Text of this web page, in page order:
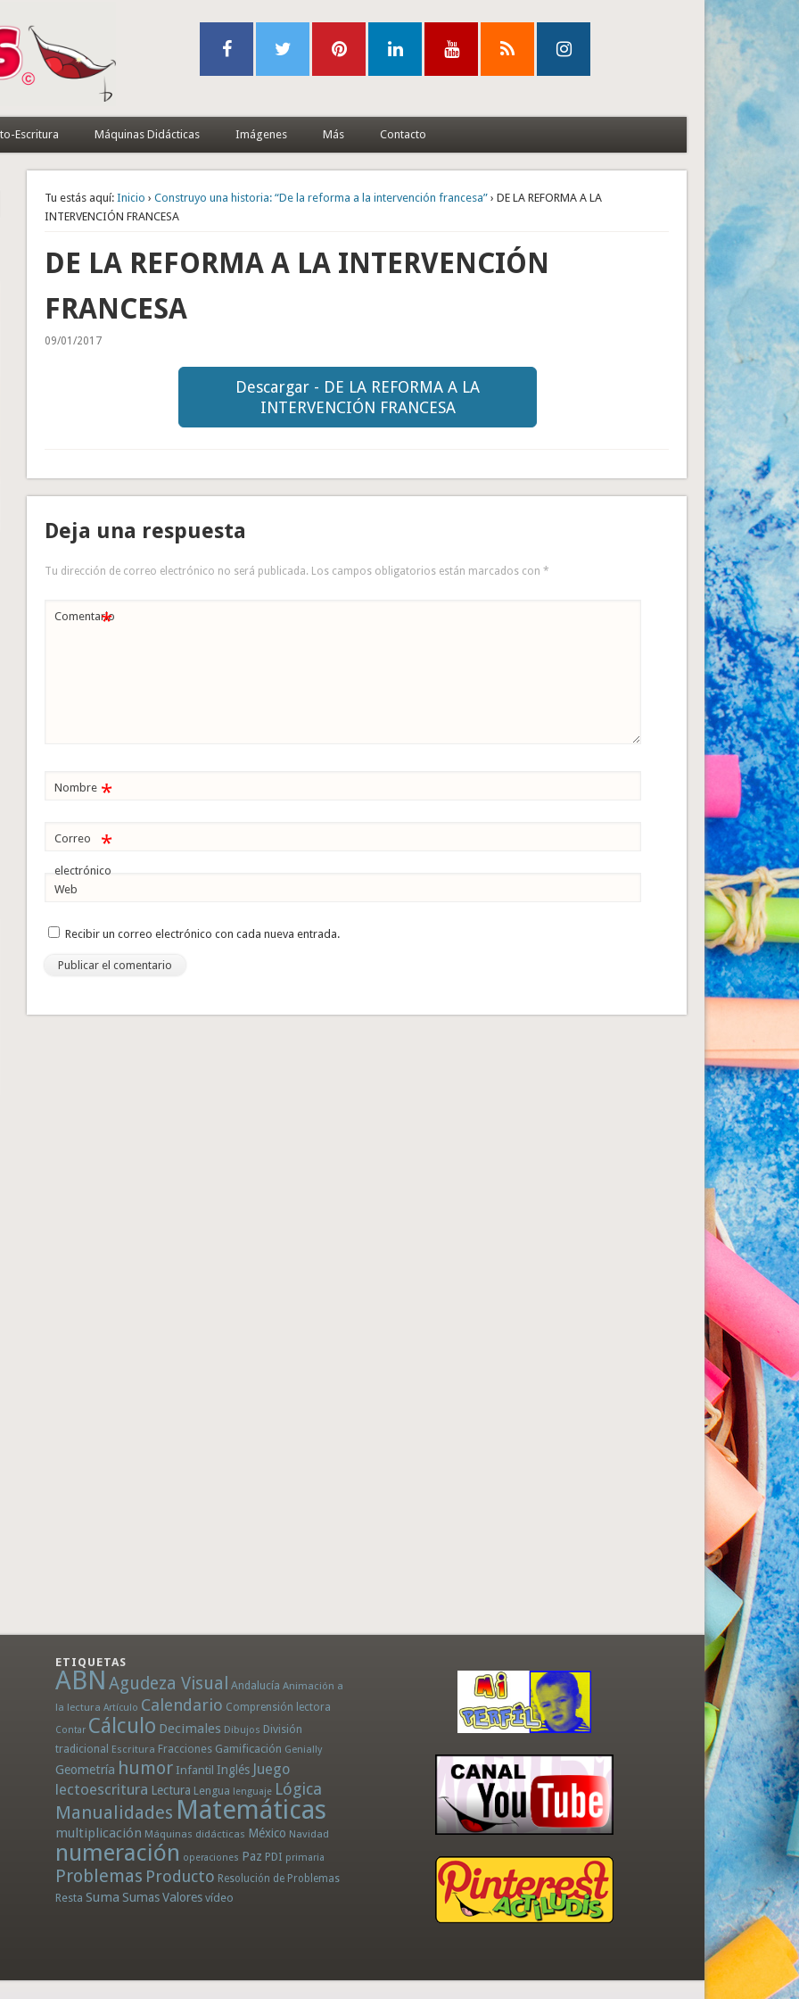
Escritura Máquinas Didácticas Imágenes Más Contacto
Tu estás aquí: Inicio ›Construyo una historia: “De la reforma a la intervención francesa” › DE LA REFORMA A LA
INTERVENCIÓN FRANCESA
DE LA REFORMA A LA INTERVENCIÓN
FRANCESA
09/01/2017
Descargar - DE LA REFORMA A LA
INTERVENCIÓN FRANCESA
Deja una respuesta
Tu dirección de correo electrónico no será publicada. Los campos obligatorios están marcados con*
Comentario
*
Nombre *
Correo
electrónico
*
Web
Recibir un correo electrónico con cada nueva entrada.
ETIQUETAS
ABN Agudeza Visual Andalucía Animación a
la lectura Artículo Calendario Comprensión lectora
Contar Cálculo Decimales Dibujos División
tradicional Escritura Fracciones Gamificación Genially
Geometría humor Infantil Inglés Juego
lectoescritura Lectura Lengua lenguaje Lógica
Manualidades Matemáticas
multiplicación Máquinas didácticas México Navidad
numeración operaciones Paz PDI primaria
Problemas Producto Resolución de Problemas
Resta Suma SumasValores vídeo